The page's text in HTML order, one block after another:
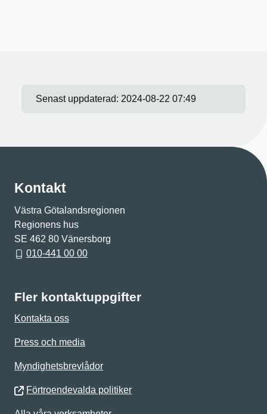
Senast uppdaterad: 2024-08-22 07:49
Kontakt
Västra Götalandsregionen
Regionens hus
SE 462 80 Vänersborg
010-441 00 00
Fler kontaktuppgifter
Kontakta oss
Press och media
Myndighetsbrevlådor
Förtroendevalda politiker